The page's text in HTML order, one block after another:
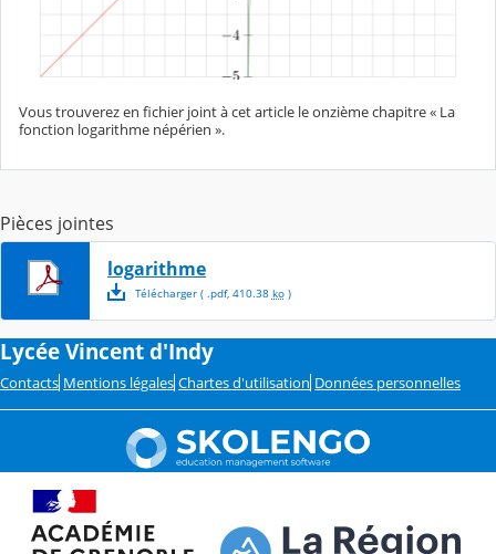
Vous trouverez en fichier joint à cet article le onzième chapitre « La
fonction logarithme népérien ».
Pièces jointes
logarithme
Télécharger( .pdf, 410.38 ko)
Lycée Vincent d'Indy
Contacts Mentions légales Chartes d'utilisation Données personnelles